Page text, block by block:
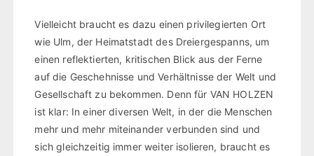
Vielleicht braucht es dazu einen privilegierten Ort
wie Ulm, der Heimatstadt des Dreiergespanns, um
einen reflektierten, kritischen Blick aus der Ferne
auf die Geschehnisse und Verhältnisse der Welt und
Gesellschaft zu bekommen. Denn für VAN HOLZEN
ist klar: In einer diversen Welt, in der die Menschen
mehr und mehr miteinander verbunden sind und
sich gleichzeitig immer weiter isolieren, braucht es